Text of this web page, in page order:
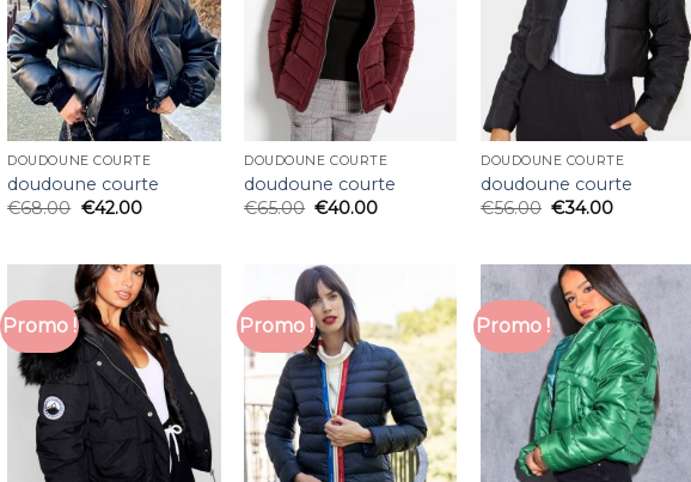
DOUDOUNE COURTE
doudoune courte
€68.00 €42.00
DOUDOUNE COURTE
doudoune courte
€65.00 €40.00
DOUDOUNE COURTE
doudoune courte
€56.00 €34.00
Promo ! Promo ! Promo !